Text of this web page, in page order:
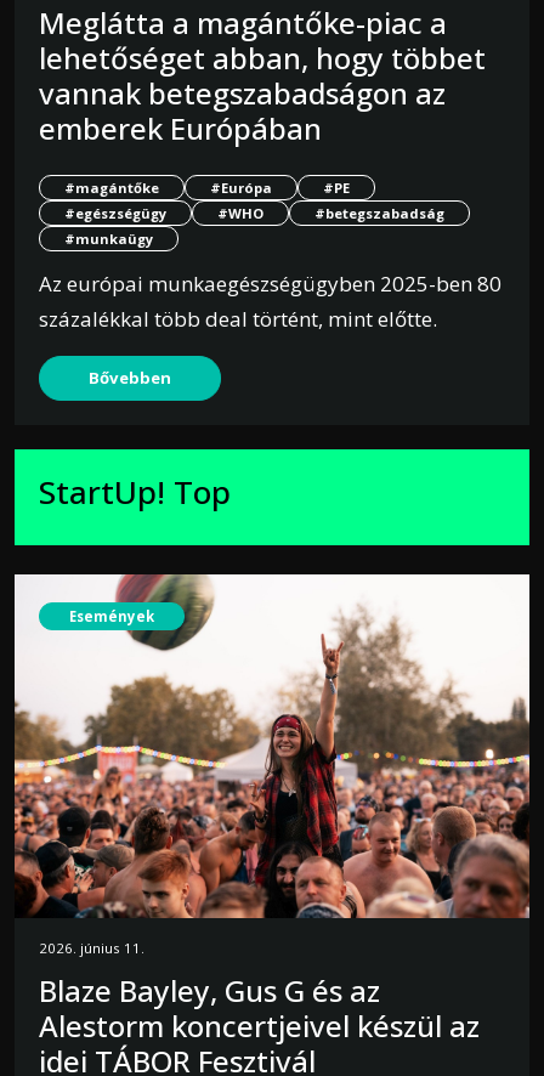
Meglátta a magántőke-piac a
lehetőséget abban, hogy többet
vannak betegszabadságon az
emberek Európában
#magántőke #Európa
#PE
#egészségügy
#WHO
#betegszabadság
#munkaügy
Az európai munkaegészségügyben 2025-ben 80
százalékkal több deal történt, mint előtte.
Bővebben
StartUp! Top
Események
2026. június 11.
Blaze Bayley, Gus G és az
Alestorm koncertjeivel készül az
idei TÁBOR Fesztivál